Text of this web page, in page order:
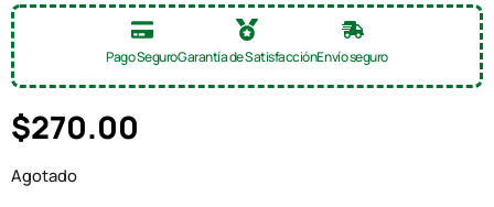
Pago SeguroGarantía de SatisfacciónEnvío seguro
$270.00
Agotado